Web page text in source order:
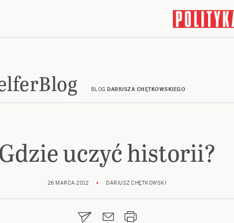
BLOG DARIUSZA CHĘTKOWSKIEGO
Gdzie uczyć historii?
26 MARCA 2012 DARIUSZ CHĘTKOWSKI